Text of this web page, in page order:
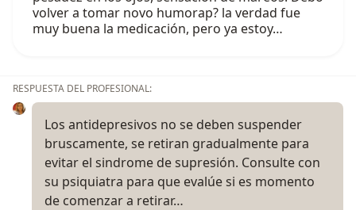
volver a tomar novo humorap? la verdad fue
muy buena la medicación, pero ya estoy…
RESPUESTA DEL PROFESIONAL:
Los antidepresivos no se deben suspender
bruscamente, se retiran gradualmente para
evitar el sindrome de supresión. Consulte con
su psiquiatra para que evalúe si es momento
de comenzar a retirar…